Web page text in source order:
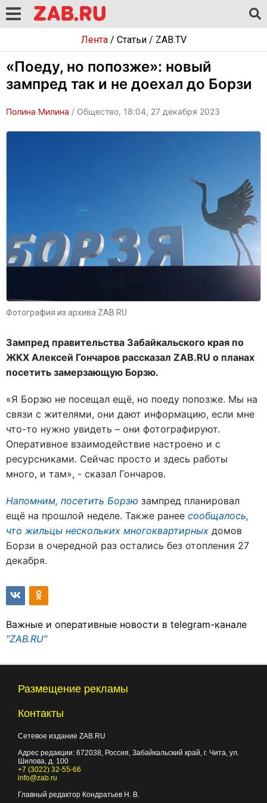
Лента/ Статьи/ ZAB.TV
«Поеду, но попозже»: новый
зампред так и не доехал до Борзи
Полина Милина / Общество, 18:04, 27 декабря 2023
Фотография из архива ZAB.RU
Зампред правительства Забайкальского края по
ЖКХ Алексей Гончаров рассказал ZAB.RU о планах
посетить замерзающую Борзю.
«Я Борзю не посещал ещё, но поеду попозже. Мы на
связи с жителями, они дают информацию, если мне
что-то нужно увидеть – они фотографируют.
Оперативное взаимодействие настроено и с
ресурсниками. Сейчас просто и здесь работы
много, и там», - сказал Гончаров.
Напомним, посетить Борзю зампред планировал
ещё на прошлой неделе. Также ранее сообщалось,
что жильцы нескольких многоквартирных домов
Борзи в очередной раз остались без отопления 27
декабря.
Важные и оперативные новости в telegram-канале
"ZAB.RU"
Размещение рекламы
Контакты
Сетевое издание ZAB.RU
Адрес редакции: 672038 , Россия, Забайкальский край, г. Чита ул.
Шилова, д. 100
+7 (3022) 32-55-66
info@zab.ru
Главный редактор Кондратьев Н. В.